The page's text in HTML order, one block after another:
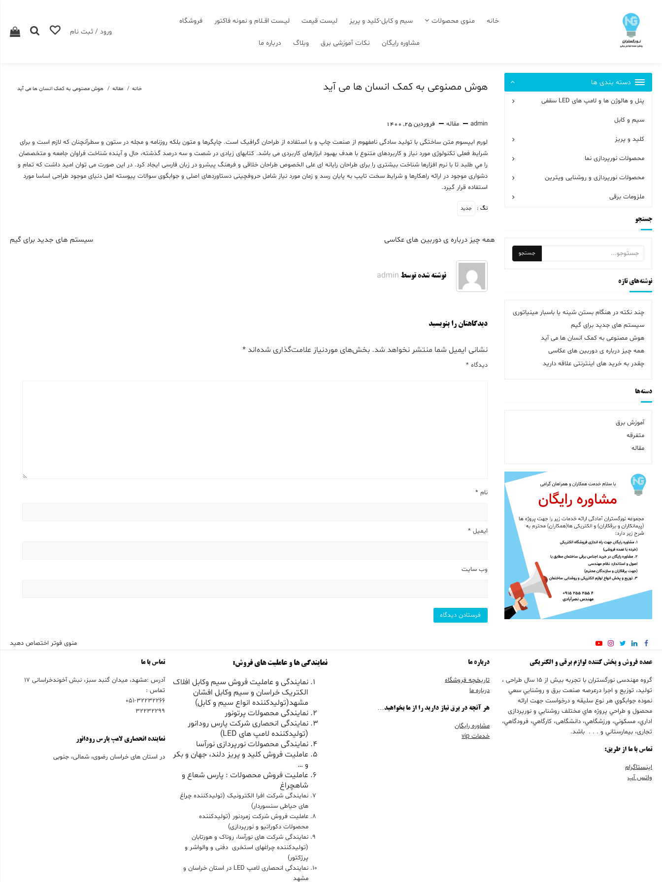
خانه منوی محصولات سیم و کابل-کلید و پریز لیست قیمت لیـست اقــلام و نمونه فاکتور فروشگاه
مشاوره رایگان نکات آموزشی برق وبلاگ درباره ما
ورود / ثبت نام
دسته بندی ها
پنل و هالوژن ها و لامپ های LED سقفی
سیم و کابل
کلید و پریز
محصولات نورپردازی نما
محصولات نورپردازی و روشنایی ویترین
ملزومات برقی
جستجو
نوشته‌های تازه
چند نکته در هنگام بستن شینه یا باسبار مینیاتوری
سیستم های جدید برای گیم
هوش مصنوعی به کمک انسان ها می آید
همه چیز درباره ی دوربین های عکاسی
چقدر به خرید های اینترنتی علاقه دارید
دسته‌ها
آموزش برق
متفرقه
مقاله
هوش مصنوعی به کمک انسان ها می آید خانه مقاله هوش مصنوعی به کمک انسان ها می آید
admin مقاله فروردین 25, 1400
لورم ايپسوم متن ساختگی با توليد سادگی نامفهوم از صنعت چاپ و با استفاده از طراحان گرافيک است. چاپگرها و متون بلکه روزنامه و مجله در ستون و سطرآنچنان که لازم است و برای
شرايط فعلی تکنولوژی مورد نياز و کاربردهای متنوع با هدف بهبود ابزارهای کاربردی می باشد. کتابهای زيادی در شصت و سه درصد گذشته، حال و آينده شناخت فراوان جامعه و متخصصان
را مي طلبد تا با نرم افزارها شناخت بيشتری را برای طراحان رايانه ای علی الخصوص طراحان خلاقی و فرهنگ پيشرو در زبان فارسی ايجاد کرد. در اين صورت می توان اميد داشت که تمام و
دشواری موجود در ارائه راهکارها و شرايط سخت تايپ به پايان رسد و زمان مورد نياز شامل حروفچينی دستاوردهای اصلی و جوابگوی سوالات پيوسته اهل دنيای موجود طراحی اساسا مورد
استفاده قرار گيرد.
تگ : جدید
راهبری
نوشته
همه چیز درباره ی دوربین های عکاسی سیستم های جدید برای گیم
نوشته شده توسط admin
دیدگاهتان را بنویسید
نشانی ایمیل شما منتشر نخواهد شد. بخش‌های موردنیاز علامت‌گذاری شده‌اند*
دیدگاه *
نام *
ایمیل *
وب‌ سایت
منوی فوتر اختصاص دهید
عمده فروش و پخش کننده لوازم برقی و الکتریکی
گروه مهندسی نورگستران با تجربه بيش از 15 سال طراحی ،
تولید، توزیع و اجرا درعرصه صنعت برق و روشنايي سعي
نموده جوابگوي هر نوع سليقه و درخواست جهت ارائه
محصول و طراحي پروژه هاي مختلف روشنايي و نورپردازی
اداري، مسكوني، ورزشگاهي، دانشگاهی، كارگاهي، فرودگاهي،
تجاری، بيمارستاني و . . . باشد.
تماس با ما از طریق:
اینستاگرام
واتس آپ
درباره ما
تاریخچه فروشگاه
درباره ما
هر آنچه در برق نیاز دارید را از ما بخواهید…
مشاوره رایگان
خدمات vip
نمایندگی ها و عاملیت های فروش:
نمایندگی و عاملیت فروش سیم وکابل افلاک
الکتریک خراسان و سیم وکابل افشان
مشهد(تولیدکننده انواع سیم و کابل)
نمایندگی محصولات پرتونور
نمایندگی انحصاری شرکت پارس رودانور
(تولیدکننده لامپ های LED)
نمایندگی محصولات نورپردازی نورآسا
عاملیت فروش کلید و پریز دلند، جهان و بکر
و …
عاملیت فروش محصولات : پارس شعاع و
شاهچراغ
نمایندگی شرکت افرا الکترونیک (تولیدکننده چراغ
های حیاطی سنسوردار)
عاملیت فروش شرکت زمردنور (تولیدکننده
محصولات دکوراتیو و نورپردازی)
نمایندگی شرکت های نورآسا، روناک و هورتابان
(تولیدکننده چراغهای استخری دفنی و والواشر و
پرژکتور)
نمایندگی انحصاری لامپ LED در استان خراسان و
مشهد
تماس با ما
آدرس :مشهد، میدان گنبد سبز، نبش آخوندخراسانی 17
تماس :
051-32232266
32232299
نماینده انحصاری لامپ پارس رودانور
در استان های خراسان رضوی، شمالی، جنوبی